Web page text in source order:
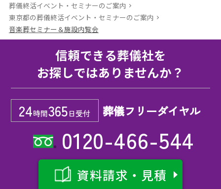
葬儀終活イベント・セミナーのご案内
東京都の葬儀終活イベント・セミナーのご案内
音楽葬セミナー＆施設内覧会
信頼できる葬儀社を
お探しではありませんか？
24時間365日受付 葬儀フリーダイヤル
0120-466-544
資料請求・見積